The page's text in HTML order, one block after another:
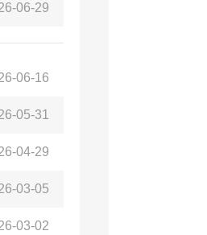
06-29
06-16
05-31
04-29
03-05
03-02